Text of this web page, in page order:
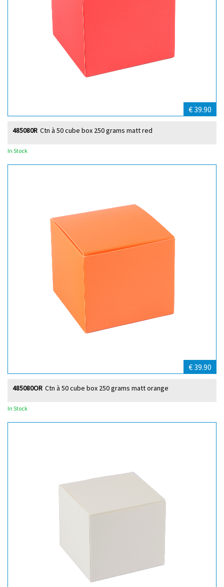
€ 39.90
Ctn à 50 cube box 250 grams matt red
485080R
In Stock
€ 39.90
Ctn à 50 cube box 250 grams matt orange
485080OR
In Stock